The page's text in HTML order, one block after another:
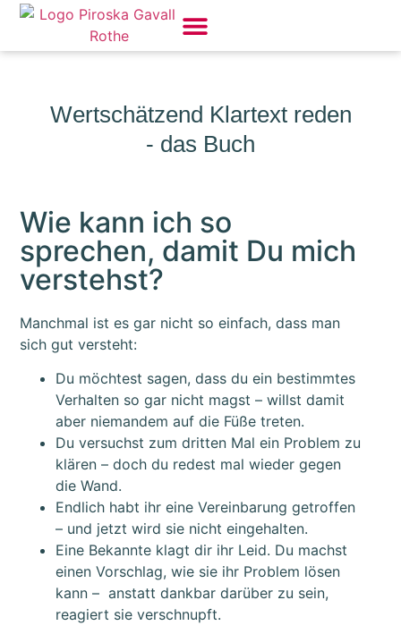
Wertschätzend Klartext reden
- das Buch
Wie kann ich so
sprechen, damit Du mich
verstehst?
Manchmal ist es gar nicht so einfach, dass man
sich gut versteht:
Du möchtest sagen, dass du ein bestimmtes
Verhalten so gar nicht magst – willst damit
aber niemandem auf die Füße treten.
Du versuchst zum dritten Mal ein Problem zu
klären – doch du redest mal wieder gegen
die Wand.
Endlich habt ihr eine Vereinbarung getroffen
– und jetzt wird sie nicht eingehalten.
Eine Bekannte klagt dir ihr Leid. Du machst
einen Vorschlag, wie sie ihr Problem lösen
kann – anstatt dankbar darüber zu sein,
reagiert sie verschnupft.